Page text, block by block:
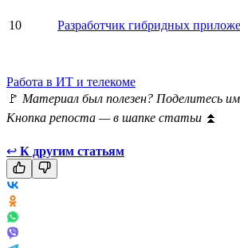
10 Разработчик гибридных
Работа в ИТ и телекоме
🚩 Материал был полезен? Поделитесь
Кнопка репоста — в шапке статьи ⏫
↩ К другим статьям